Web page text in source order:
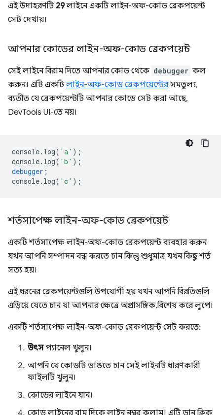
এই উদাহরণটি 29লাইনে একটি লাইন-অফ-কোড ব্রেকপয়েন্ট
সেট দেখায়।
আপনার কোডের লাইন-অফ-কোড ব্রেকপয়েন্ট
সেই লাইনে বিরাম দিতে আপনার কোড থেকে debugger কল
করুন। এটি একটিলাইন-অফ-কোড ব্রেকপয়েন্টেরসমতুল্য,
ব্যতীত যে ব্রেকপয়েন্টটি আপনার কোডে সেট করা আছে,
DevTools UI-তে নয়।
console. log( 'a' );
console. log( 'b' );
debugger ;
console. log( 'c' );
শর্তসাপেক্ষ লাইন-অফ-কোড ব্রেকপয়েন্ট
একটি শর্তসাপেক্ষ লাইন-অফ-কোড ব্রেকপয়েন্ট ব্যবহার করুন
যখন আপনি সম্পাদন বন্ধ করতে চান কিন্তু শুধুমাত্র যখন কিছু শর্ত
সত্য হয়।
এই ধরনের ব্রেকপয়েন্টগুলি উপযোগী হয় যখন আপনি বিরতিগুলি
এড়িয়ে যেতে চান যা আপনার ক্ষেত্রে অপ্রাসঙ্গিক, বিশেষ করে লুপে।
একটি শর্তসাপেক্ষ লাইন-অফ-কোড ব্রেকপয়েন্ট সেট করতে:
উৎসপ্যানেল খুলুন।
আপনি যে কোডটি ভাঙতে চান সেই লাইনটি ধারণকারী
ফাইলটি খুলুন।
কোডের লাইনে যান।
কোড লাইনের বাম দিকে লাইন নম্বর কলাম। এটি ডান ক্লিক